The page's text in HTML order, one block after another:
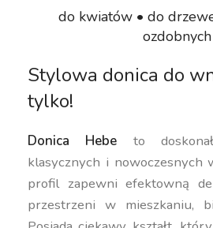
do kwiatów • do
ozdobnych
Stylowa donica do
tylko!
Donica Hebe to
klasycznych i nowoczesnych
profil zapewni efektowną
przestrzeni w mieszkaniu,